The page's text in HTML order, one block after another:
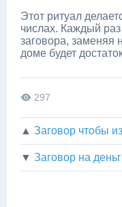
Этот ритуал
числах. Каждый
заговора,
доме будет
297
▲ Заговор чтобы
▼ Заговор на